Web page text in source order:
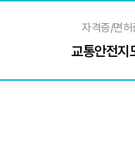
자격증/면허
교통안전지